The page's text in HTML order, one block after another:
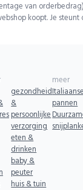
van
koopt. Je steunt
gezondheid
&
persoonlijke
verzorging
eten &
drinken
baby &
peuter
huis & tuin
meer
Italiaanse
pannen